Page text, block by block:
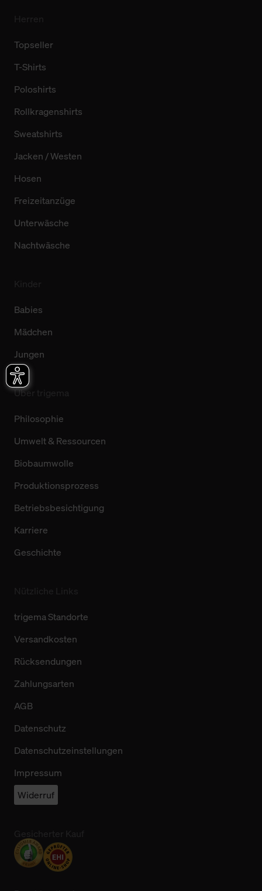
Topseller
T-Shirts
Poloshirts
Rollkragenshirts
Sweatshirts
Jacken / Westen
Hosen
Freizeitanzüge
Unterwäsche
Nachtwäsche
Babies
Mädchen
Jungen
Über trigema
Philosophie
Umwelt & Ressourcen
Biobaumwolle
Produktionsprozess
Betriebsbesichtigung
Karriere
Geschichte
trigema Standorte
Versandkosten
Rücksendungen
Zahlungsarten
AGB
Datenschutz
Datenschutzeinstellungen
Impressum
Widerruf